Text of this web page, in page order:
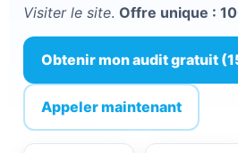
Visiter le site. Offre unique :
Obtenir mon audit gratuit
Appeler maintenant